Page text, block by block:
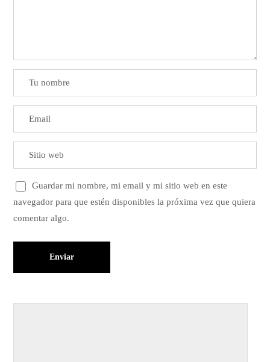
Guardar mi nombre, mi email y mi sitio web en este
navegador para que estén disponibles la próxima vez que quiera
comentar algo.